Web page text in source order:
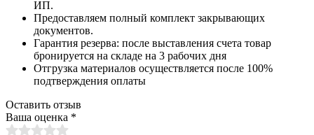
ИП.
Предоставляем полный комплект закрывающих
документов.
Гарантия резерва: после выставления счета товар
бронируется на складе на 3 рабочих дня
Отгрузка материалов осуществляется после 100%
подтверждения оплаты
Оставить отзыв
Ваша оценка *